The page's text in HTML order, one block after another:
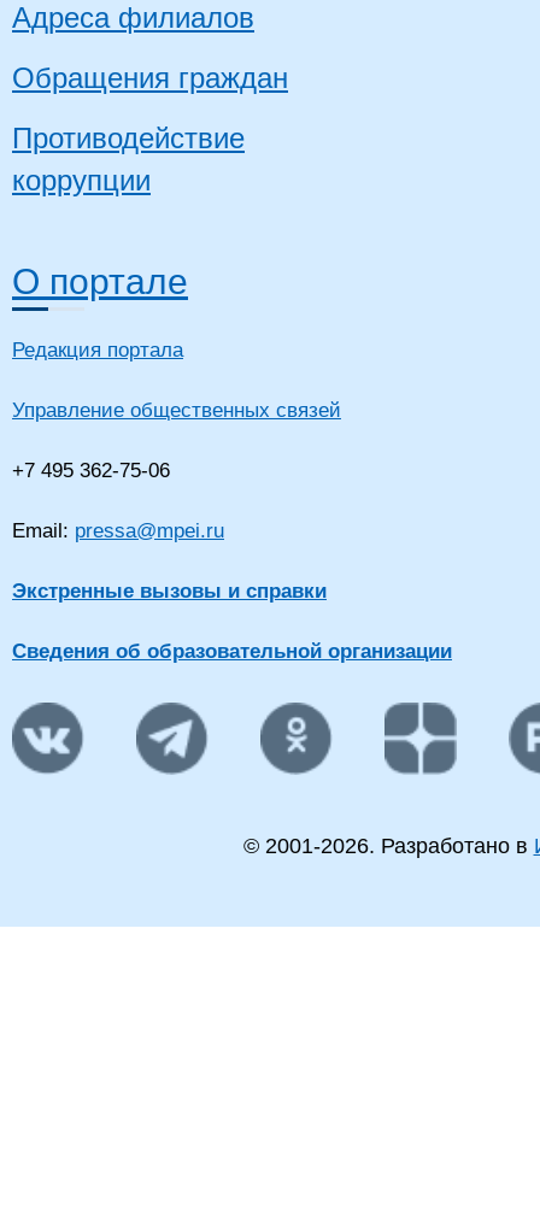
Адреса филиалов
Обращения граждан
Противодействие
коррупции
О портале
Редакция портала
Управление общественных связей
+7 495 362-75-06
Email: pressa@mpei.ru
Экстренные вызовы и справки
Сведения об образовательной организации
© 2001-2026. Разработано в